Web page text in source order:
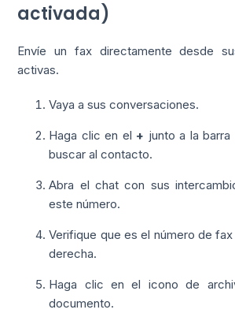
activada)
Envíe un fax directamente desde
activas.
Vaya a sus conversaciones.
Haga clic en el + junto a la
buscar al contacto.
Abra el chat con sus
este número.
Verifique que es el número de
derecha.
Haga clic en el icono de
documento.